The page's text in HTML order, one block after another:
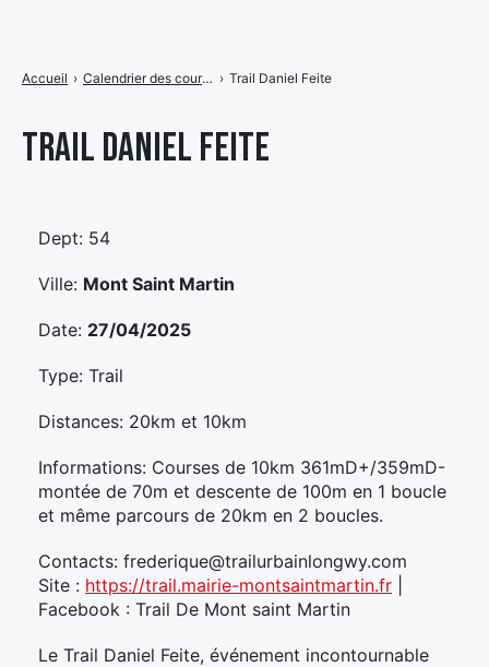
Trail Daniel Feite
Accueil › Calendrier des courses › Trail Daniel Feite
Dept: 54
Ville: Mont Saint Martin
Date: 27/04/2025
Type: Trail
Distances: 20km et 10km
Informations: Courses de 10km 361mD+/359mD-
montée de 70m et descente de 100m en 1 boucle
et même parcours de 20km en 2 boucles.
Contacts: frederique@trailurbainlongwy.com
Site : https://trail.mairie-montsaintmartin.fr
Facebook : Trail De Mont saint Martin
Le Trail Daniel Feite, événement incontournable
de
Élément